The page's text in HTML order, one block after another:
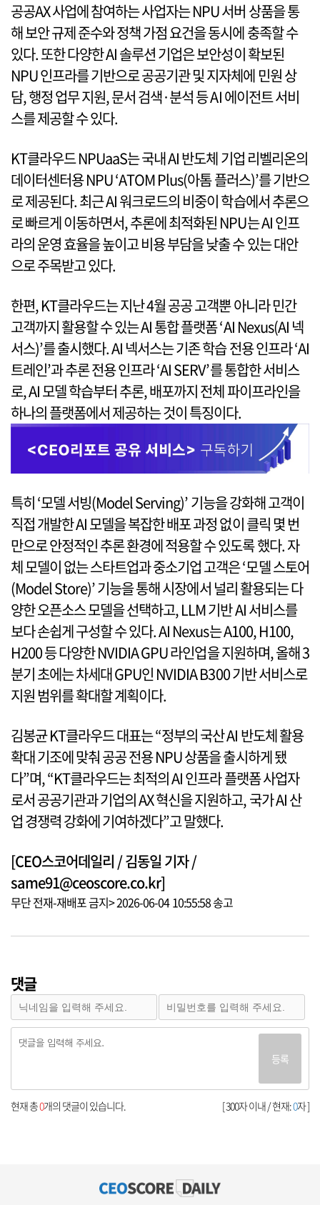
공공AX 사업에 참여하는 사업자는 NPU 서버 상품을 통
해 보안 규제 준수와 정책 가점 요건을 동시에 충족할 수
있다. 또한 다양한 AI 솔루션 기업은 보안성이 확보된
NPU 인프라를 기반으로 공공기관 및 지자체에 민원 상
담, 행정 업무 지원, 문서 검색·분석 등 AI 에이전트 서비
스를 제공할 수 있다.
KT클라우드 NPUaaS는 국내 AI 반도체 기업 리벨리온의
데이터센터용 NPU ‘ATOM Plus(아톰 플러스)’를 기반으
로 제공된다. 최근 AI 워크로드의 비중이 학습에서 추론으
로 빠르게 이동하면서, 추론에 최적화된 NPU는 AI 인프
라의 운영 효율을 높이고 비용 부담을 낮출 수 있는 대안
으로 주목받고 있다.
한편, KT클라우드는 지난 4월 공공 고객뿐 아니라 민간
고객까지 활용할 수 있는 AI 통합 플랫폼 ‘AI Nexus(AI 넥
서스)’를 출시했다. AI 넥서스는 기존 학습 전용 인프라 ‘AI
트레인’과 추론 전용 인프라 ‘AI SERV’를 통합한 서비스
로, AI 모델 학습부터 추론, 배포까지 전체 파이프라인을
하나의 플랫폼에서 제공하는 것이 특징이다.
특히 ‘모델 서빙(Model Serving)’ 기능을 강화해 고객이
직접 개발한 AI 모델을 복잡한 배포 과정 없이 클릭 몇 번
만으로 안정적인 추론 환경에 적용할 수 있도록 했다. 자
체 모델이 없는 스타트업과 중소기업 고객은 ‘모델 스토어
(Model Store)’ 기능을 통해 시장에서 널리 활용되는 다
양한 오픈소스 모델을 선택하고, LLM 기반 AI 서비스를
보다 손쉽게 구성할 수 있다. AI Nexus는 A100, H100,
H200 등 다양한 NVIDIA GPU 라인업을 지원하며, 올해 3
분기 초에는 차세대 GPU인 NVIDIA B300 기반 서비스로
지원 범위를 확대할 계획이다.
김봉균 KT클라우드 대표는 “정부의 국산 AI 반도체 활용
확대 기조에 맞춰 공공 전용 NPU 상품을 출시하게 됐
다”며, “KT클라우드는 최적의 AI 인프라 플랫폼 사업자
로서 공공기관과 기업의 AX 혁신을 지원하고, 국가 AI 산
업 경쟁력 강화에 기여하겠다”고 말했다.
[CEO스코어데일리 / 김동일 기자 /
same91@ceoscore.co.kr]
무단 전재-재배포 금지> 2026-06-04 10:55:58 송고
댓글
등록
[ 300자 이내 / 현재:0자 ]
현재 총0개의 댓글이 있습니다.